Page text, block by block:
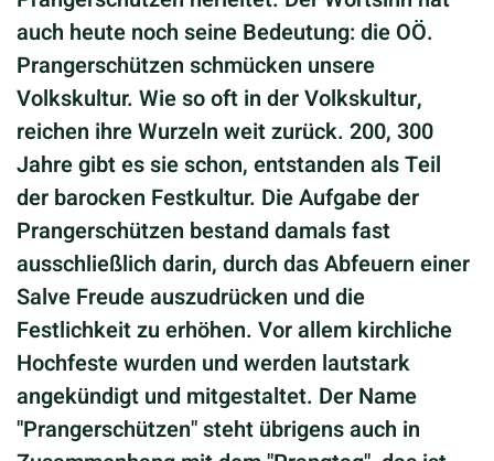
auch heute noch seine Bedeutung: die OÖ.
Prangerschützen schmücken unsere
Volkskultur. Wie so oft in der Volkskultur,
reichen ihre Wurzeln weit zurück. 200, 300
Jahre gibt es sie schon, entstanden als Teil
der barocken Festkultur. Die Aufgabe der
Prangerschützen bestand damals fast
ausschließlich darin, durch das Abfeuern einer
Salve Freude auszudrücken und die
Festlichkeit zu erhöhen. Vor allem kirchliche
Hochfeste wurden und werden lautstark
angekündigt und mitgestaltet. Der Name
"Prangerschützen" steht übrigens auch in